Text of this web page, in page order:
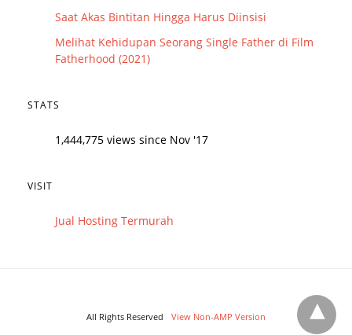
Saat Akas Bintitan Hingga Harus Diinsisi
Melihat Kehidupan Seorang Single Father di Film
Fatherhood (2021)
STATS
1,444,775 views since Nov '17
VISIT
Jual Hosting Termurah
All Rights Reserved View Non-AMP Version